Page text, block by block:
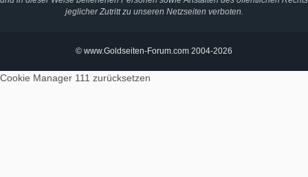
jeglicher Zutritt zu unseren Netzseiten verboten.
© www.Goldseiten-Forum.com 2004-2026
Cookie Manager 111 zurücksetzen